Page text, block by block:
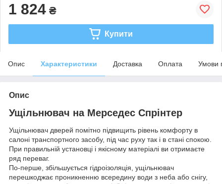
1 824 ₴
Купити
Опис Характеристики Доставка Оплата Умови
Опис
Ущільнювач на Мерседес Спрінтер
Ущільнювач дверей помітно підвищить рівень комфорту в
салоні транспортного засобу, під час руху так і в стані спокою.
При правильній установці і якісному матеріалі ви отримаєте
ряд переваг.
По-перше, збільшується гідроізоляція, ущільнювач
перешкоджає проникненню всередину води з неба або снігу,